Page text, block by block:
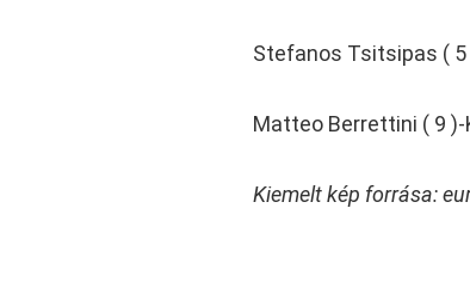
Stefanos Tsitsipas (
Matteo Berrettini ( 9
Kiemelt kép forrása: